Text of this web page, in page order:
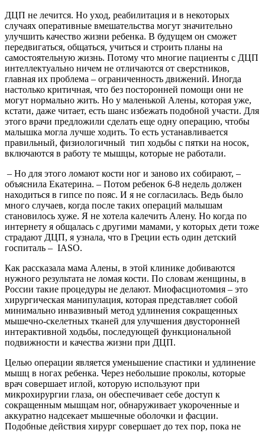
ДЦП не лечится. Но уход, реабилитация и в некоторых
случаях оперативные вмешательства могут значительно
улучшить качество жизни ребенка. В будущем он сможет
передвигаться, общаться, учиться и строить планы на
самостоятельную жизнь. Потому что многие пациенты с ДЦП
интеллектуально ничем не отличаются от сверстников,
главная их проблема – ограниченность движений. Иногда
настолько критичная, что без посторонней помощи они не
могут нормально жить. Но у маленькой Алены, которая уже,
кстати, даже читает, есть шанс избежать подобной участи. Для
этого врачи предложили сделать еще одну операцию, чтобы
малышка могла лучше ходить. То есть устанавливается
правильный, физиологичный тип ходьбы с пятки на носок,
включаются в работу те мышцы, которые не работали.
– Но для этого ломают кости ног и заново их собирают, –
объяснила Екатерина. – Потом ребенок 6-8 недель должен
находиться в гипсе по пояс. И я не согласилась. Ведь было
много случаев, когда после таких операций малышам
становилось хуже. Я не хотела калечить Алену. Но когда по
интернету я общалась с другими мамами, у которых дети тоже
страдают ДЦП, я узнала, что в Греции есть один детский
госпиталь – IASO.
Как рассказала мама Алены, в этой клинике добиваются
нужного результата не ломая кости. По словам женщины, в
России такие процедуры не делают. Миофасциотомия – это
хирургическая манипулация, которая представляет собой
минимально инвазивный метод удлинения сокращенных
мышечно-скелетных тканей для улучшения двусторонней
интерактивной ходьбы, последующей функциональной
подвижности и качества жизни при ДЦП.
Целью операции является уменьшение спастики и удлинение
мышц в ногах ребенка. Через небольшие проколы, которые
врач совершает иглой, которую используют при
микрохирургии глаза, он обеспечивает себе доступ к
сокращенным мышцам ног, обнаруживает укороченные и
аккуратно надсекает мышечные оболочки и фасции.
Подобные действия хирург совершает до тех пор, пока не